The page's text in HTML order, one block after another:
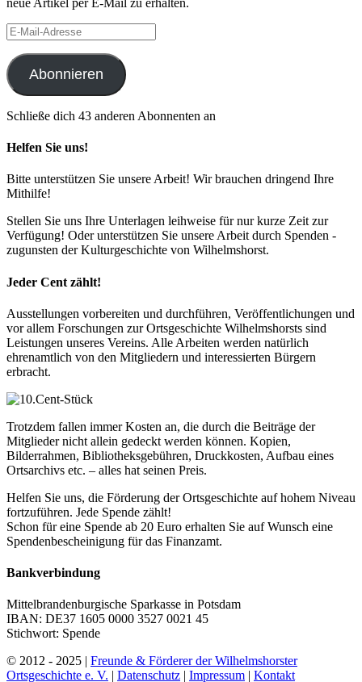
E-
Mail-
Adresse
Abonnieren
Schließe dich 43 anderen Abonnenten an
Helfen Sie uns!
Bitte unterstützen Sie unsere Arbeit! Wir brauchen dringend Ihre
Mithilfe!
Stellen Sie uns Ihre Unterlagen leihweise für nur kurze Zeit zur
Verfügung! Oder unterstützen Sie unsere Arbeit durch Spenden -
zugunsten der Kulturgeschichte von Wilhelmshorst.
Jeder Cent zählt!
Ausstellungen vorbereiten und durchführen, Veröffentlichungen und
vor allem Forschungen zur Ortsgeschichte Wilhelmshorsts sind
Leistungen unseres Vereins. Alle Arbeiten werden natürlich
ehrenamtlich von den Mitgliedern und interessierten Bürgern
erbracht.
Trotzdem fallen immer Kosten an, die durch die Beiträge der
Mitglieder nicht allein gedeckt werden können. Kopien,
Bilderrahmen, Bibliotheksgebühren, Druckkosten, Aufbau eines
Ortsarchivs etc. – alles hat seinen Preis.
Helfen Sie uns, die Förderung der Ortsgeschichte auf hohem Niveau
fortzuführen. Jede Spende zählt!
Schon für eine Spende ab 20 Euro erhalten Sie auf Wunsch eine
Spendenbescheinigung für das Finanzamt.
Bankverbindung
Mittelbrandenburgische Sparkasse in Potsdam
IBAN: DE37 1605 0000 3527 0021 45
Stichwort: Spende
© 2012 - 2025 | Freunde & Förderer der Wilhelmshorster
Ortsgeschichte e. V.
Datenschutz Impressum Kontakt